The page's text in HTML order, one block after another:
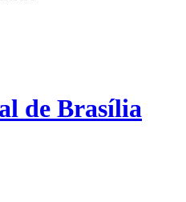
de Brasília